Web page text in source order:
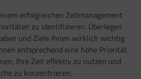
erfolgreichen Zeitmanagement
zu identifizieren. Überlegen
und Ziele Ihnen wirklich wichtig
entsprechend eine hohe Priorität.
Ihre Zeit effektiv zu nutzen und
zu konzentrieren.